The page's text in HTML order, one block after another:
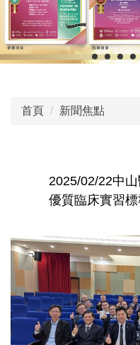
首頁 新聞焦點
2025/02/22中
優質臨床實習